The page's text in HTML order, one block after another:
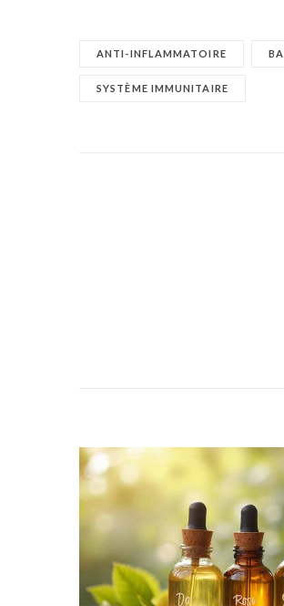
ANTI-INFLAMMATOIRE
SYSTÈME IMMUNITAIRE